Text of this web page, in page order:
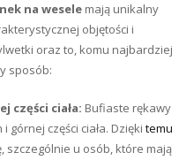
na wesele mają unikalny
objętości i
oraz to, komu najbardziej
sposób:
części ciała: Bufiaste rękawy
górnej części ciała. Dzięki temu
szczególnie u osób, które mają